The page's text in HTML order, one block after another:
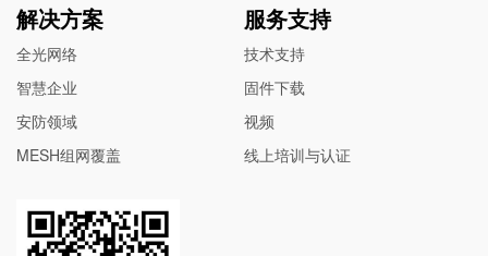
解决方案
全光网络
智慧企业
安防领域
MESH组网覆盖
服务支持
技术支持
固件下载
视频
线上培训与认证